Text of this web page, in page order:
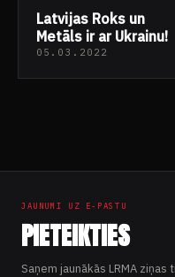
Latvijas Roks un
Metāls ir ar Ukrainu!
05.03.2022
JAUNUMI UZ E-PASTU
PIETEIKTIES
Saņem jaunākās LRMA